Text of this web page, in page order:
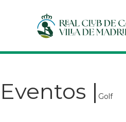
Eventos | Golf